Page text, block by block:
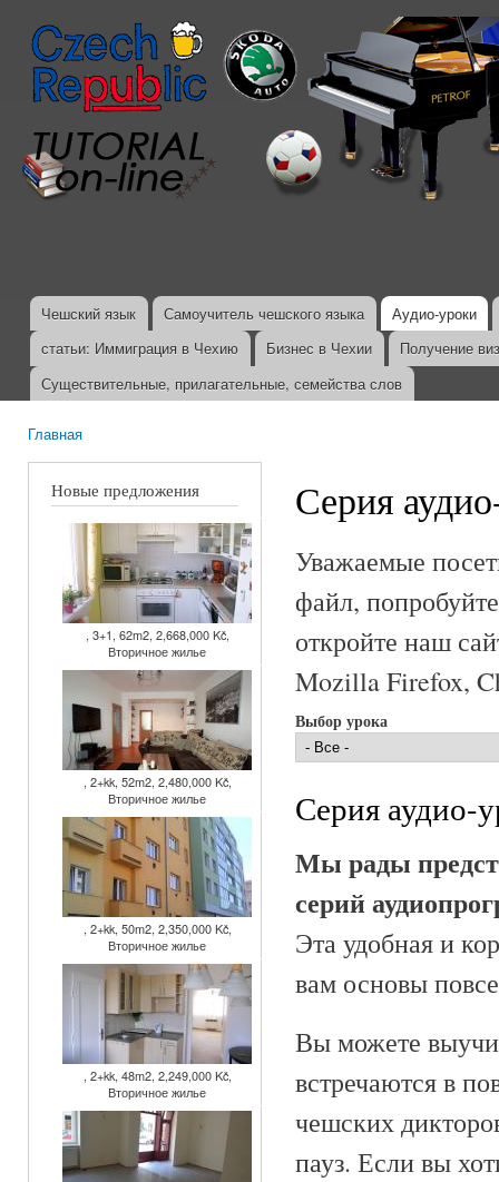
Главное меню
Чешский язык Самоучитель чешского языка
Аудио-уроки
статьи: Иммиграция в Чехию
Бизнес в Чехии
Получение
Существительные, прилагательные, семейства слов
Главная
Новые предложения
, 3+1, 62m2, 2,668,000 Kč,
Вторичное жилье
, 2+kk, 52m2, 2,480,000 Kč,
Вторичное жилье
, 2+kk, 50m2, 2,350,000 Kč,
Вторичное жилье
, 2+kk, 48m2, 2,249,000 Kč,
Вторичное жилье
Серия
Уважаемые
файл,
откройте наш
Mozilla Firefox,
Выбор урока
Серия аудио-
Мы рады
серий
Эта удобная и
вам основы
Вы можете
встречаются в
чешских
пауз. Если вы